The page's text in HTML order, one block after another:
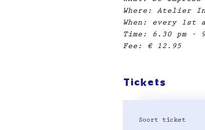
Where: Atelier
When: every 1st
Time: 6.30 pm -
Fee: € 12.95
Tickets
Soort ticket